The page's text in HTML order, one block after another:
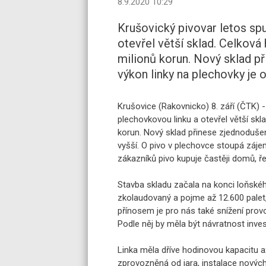
Krušovický pivovar letos
otevřel větší sklad.
milionů korun. Nový sklad
výkon linky na plechovky je
Krušovice (Rakovnicko) 8. září
plechovkovou linku a otevřel větší
korun. Nový sklad přinese
vyšší. O pivo v plechovce stoupá
zákazníků pivo kupuje častěji domů,
Stavba skladu začala na konci
zkolaudovaný a pojme až 12.600
přínosem je pro nás také snížení
Podle něj by měla být návratnost
Linka měla dříve hodinovou kapacitu
zprovozněná od jara, instalace